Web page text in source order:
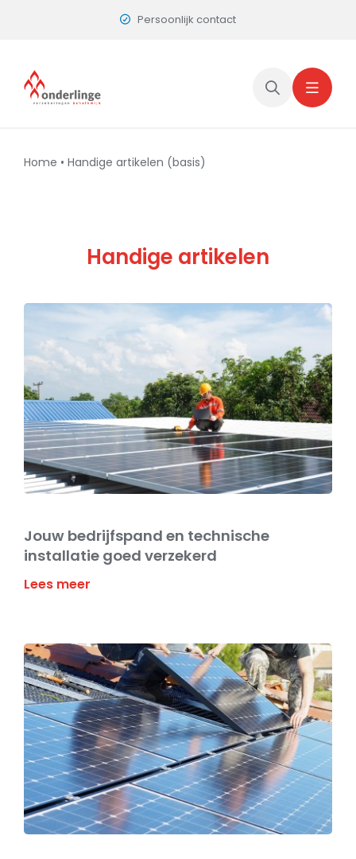
Dichtbij en vertrouwd
Home • Handige artikelen (basis)
Handige artikelen
Jouw bedrijfspand en technische
installatie goed verzekerd
Lees meer